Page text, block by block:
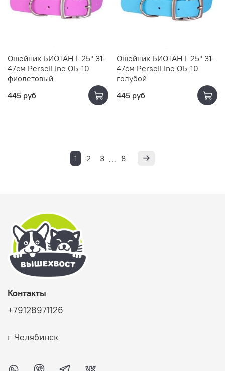
Ошейник БИОТАН L 25" 31-
47см PerseiLine ОБ-10
фиолетовый
445 руб
Ошейник БИОТАН L 25" 31-
47см PerseiLine ОБ-10
голубой
445 руб
1 2 3 … 8
Контакты
+79128971126
г Челябинск